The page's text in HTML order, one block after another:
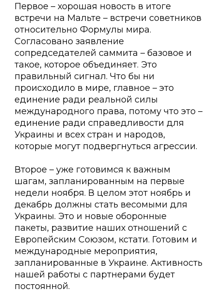
Первое – хорошая новость в итоге
встречи на Мальте – встречи советников
относительно Формулы мира.
Согласовано заявление
сопредседателей саммита – базовое и
такое, которое объединяет. Это
правильный сигнал. Что бы ни
происходило в мире, главное – это
единение ради реальной силы
международного права, потому что это –
единение ради справедливости для
Украины и всех стран и народов,
которые могут подвергнуться агрессии.
Второе – уже готовимся к важным
шагам, запланированным на первые
недели ноября. В целом этот ноябрь и
декабрь должны стать весомыми для
Украины. Это и новые оборонные
пакеты, развитие наших отношений с
Европейским Союзом, кстати. Готовим и
международные мероприятия,
запланированные в Украине. Активность
нашей работы с партнерами будет
постоянной.